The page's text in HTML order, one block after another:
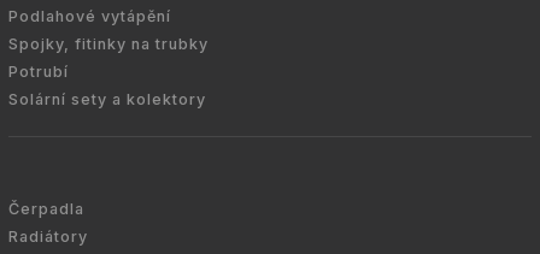
Podlahové vytápění
Spojky, fitinky na trubky
Potrubí
Solární sety a kolektory
Čerpadla
Radiátory